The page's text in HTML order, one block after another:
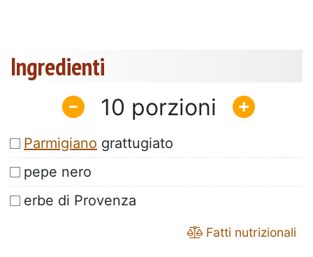
Ingredienti
10
Parmigiano grattugiato
pepe nero
erbe di Provenza
Fatti nutrizionali